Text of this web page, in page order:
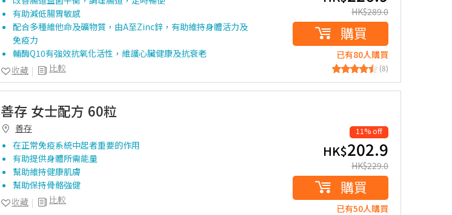
有助減低腸胃敏感
配合多種維他命及礦物質，由A至Zinc鋅，有助維持身體活力及
免疫力
輔酶Q10有強效抗氧化活性，維護心臟健康及抗衰老
比較
收藏
HK$289.0
購買
已有80人購買
(8)
善存 女士配方 60粒
善存
在正常免疫系統中起者重要的作用
有助提供身體所需能量
幫助維持健康肌膚
幫助保持骨骼強健
比較
收藏
11% off
HK$202.9
HK$229.0
購買
已有50人購買